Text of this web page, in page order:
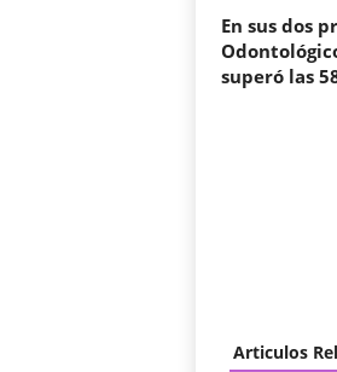
En sus dos
superó las
Articulos